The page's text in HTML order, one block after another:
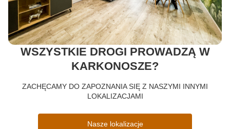
WSZYSTKIE DROGI PROWADZĄ W
KARKONOSZE?
ZACHĘCAMY DO ZAPOZNANIA SIĘ Z NASZYMI INNYMI
LOKALIZACJAMI
Nasze lokalizacje